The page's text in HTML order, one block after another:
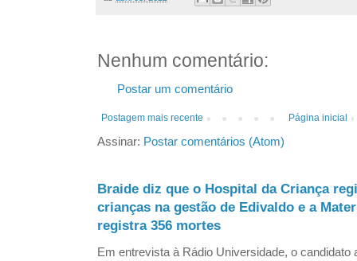
Nenhum comentário:
Postar um comentário
Postagem mais recente Página inicial
Assinar: Postar comentários (Atom)
Braide diz que o Hospital da Criança
crianças na gestão de Edivaldo e a
registra 356 mortes
Em entrevista à Rádio Universidade, o candidato